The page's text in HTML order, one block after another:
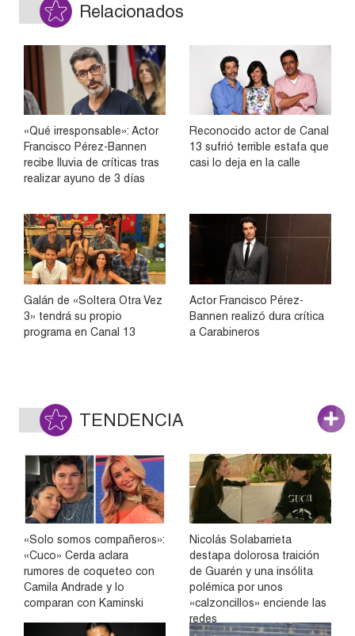
Relacionados
«Qué irresponsable»: Actor
Francisco Pérez-Bannen
recibe lluvia de críticas tras
realizar ayuno de 3 días
Reconocido actor de Canal
13 sufrió terrible estafa que
casi lo deja en la calle
Galán de «Soltera Otra Vez
3» tendrá su propio
programa en Canal 13
Actor Francisco Pérez-
Bannen realizó dura crítica
a Carabineros
TENDENCIA
«Solo somos compañeros»:
«Cuco» Cerda aclara
rumores de coqueteo con
Camila Andrade y lo
comparan con Kaminski
Nicolás Solabarrieta
destapa dolorosa traición
de Guarén y una insólita
polémica por unos
«calzoncillos» enciende las
redes